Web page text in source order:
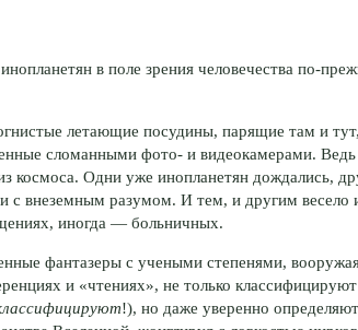
в поле зрения человечества по-
летающие посудины, парящие там и
сломанными фото- и видеокамерами.
космоса. Одни уже инопланетян дождались,
с внеземным разумом. И тем, и другим весело
иногда — больничных.
фантазеры с учеными степенями,
и «чтениях», не только
!), но даже уверенно